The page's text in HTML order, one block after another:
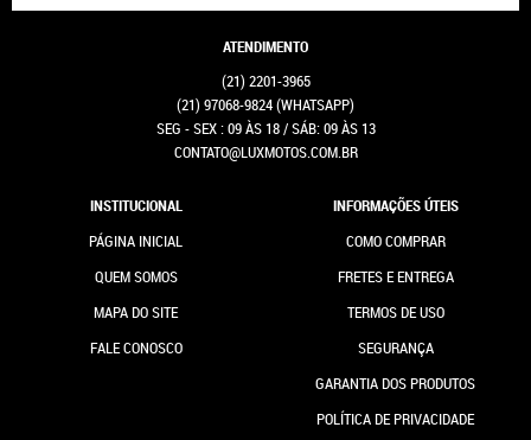
ATENDIMENTO
(21) 2201-3965
(21) 97068-9824(WHATSAPP)
SEG - SEX : 09 ÀS 18 / SÁB: 09 ÀS 13
CONTATO@LUXMOTOS.COM.BR
INSTITUCIONAL
PÁGINA INICIAL
QUEM SOMOS
MAPA DO SITE
FALE CONOSCO
INFORMAÇÕES ÚTEIS
COMO COMPRAR
FRETES E ENTREGA
TERMOS DE USO
SEGURANÇA
GARANTIA DOS PRODUTOS
POLÍTICA DE PRIVACIDADE